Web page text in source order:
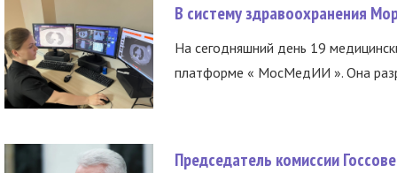
В систему здравоохранения
На сегодняшний день 19
платформе « МосМедИИ ». Она
Председатель комиссии